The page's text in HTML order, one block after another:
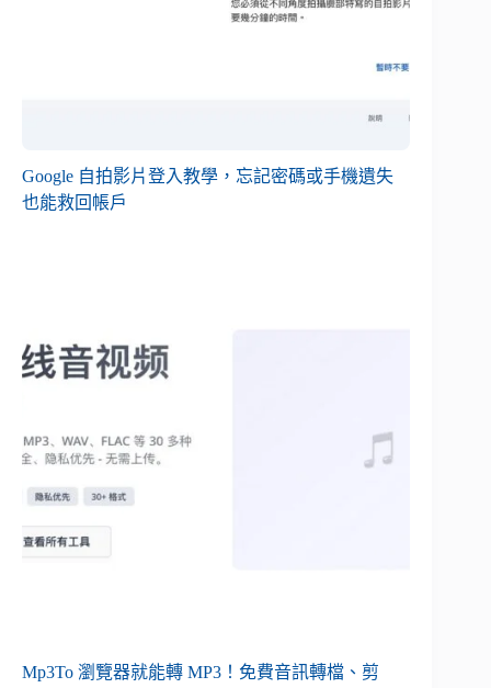
Google 自拍影片登入教學，忘記密碼或手機遺失
也能救回帳戶
Mp3To 瀏覽器就能轉 MP3！免費音訊轉檔、剪